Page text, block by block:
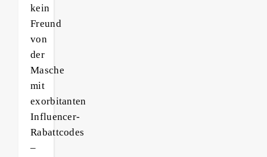
kein
Freund
von
der
Masche
mit
exorbitanten
Influencer-
Rabattcodes
–